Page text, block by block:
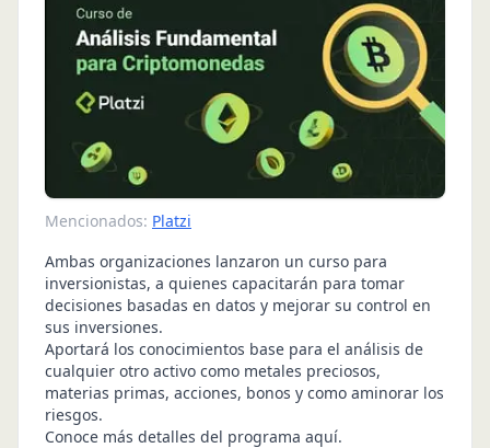
Mencionados: Platzi
Ambas organizaciones lanzaron un curso para
inversionistas, a quienes capacitarán para tomar
decisiones basadas en datos y mejorar su control en
sus inversiones.
Aportará los conocimientos base para el análisis de
cualquier otro activo como metales preciosos,
materias primas, acciones, bonos y como aminorar los
riesgos.
Conoce más detalles del programa aquí.